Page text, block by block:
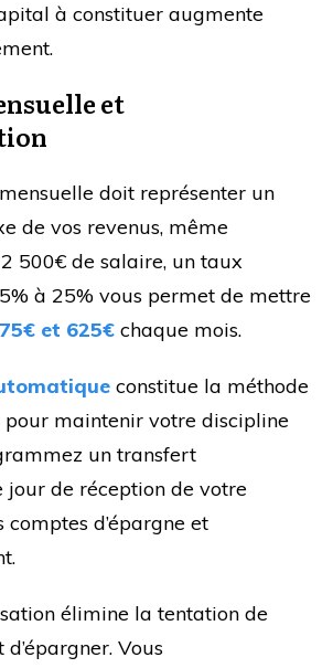
à constituer augmente
et
doit représenter un
de vos revenus, même
500€ de salaire, un taux
à 25% vous permet de mettre
et 625€ chaque mois.
constitue la méthode
pour maintenir votre discipline
un transfert
de réception de votre
d’épargne et
élimine la tentation de
Vous